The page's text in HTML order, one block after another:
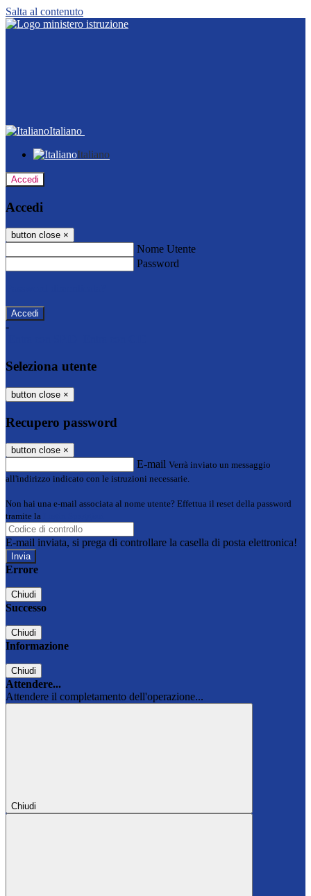
Salta al contenuto
Italiano
Italiano
Accedi
Accedi
button close ×
Nome Utente
Password
-
Seleziona utente
button close ×
Recupero password
button close ×
E-mail Verrà inviato un messaggio
all'indirizzo indicato con le istruzioni necessarie.
Non hai una e-mail associata al nome utente? Effettua il reset della password
tramite la
E-mail inviata, si prega di controllare la casella di posta elettronica!
Errore
Chiudi
Successo
Chiudi
Informazione
Chiudi
Attendere...
Attendere il completamento dell'operazione...
Chiudi